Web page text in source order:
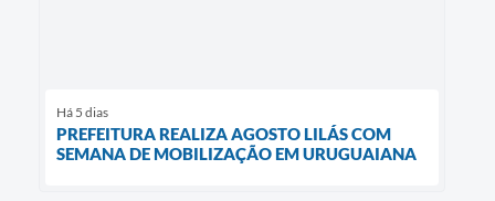
Há 5 dias
PREFEITURA REALIZA AGOSTO LILÁS COM
SEMANA DE MOBILIZAÇÃO EM URUGUAIANA